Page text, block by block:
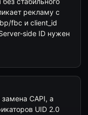
рекламу с
fbc и client_id
side ID нужен
CAPI, а
UID 2.0